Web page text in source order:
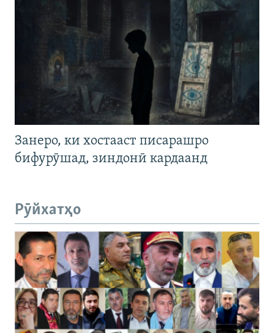
Занеро, ки хостааст писарашро
бифурӯшад, зиндонӣ кардаанд
Рӯйхатҳо